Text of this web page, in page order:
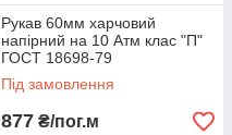
Рукав 60мм харчовий
напірний на 10 Атм клас "П"
ГОСТ 18698-79
Під замовлення
877 ₴/пог.м